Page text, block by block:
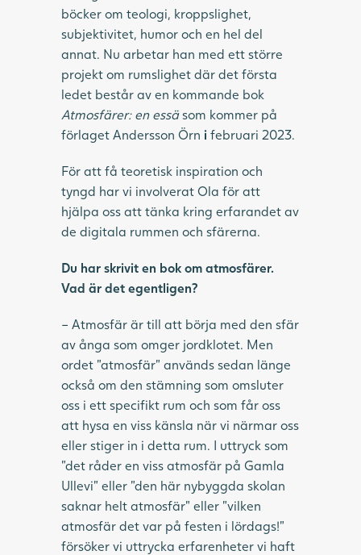
böcker om teologi, kroppslighet,
subjektivitet, humor och en hel del
annat. Nu arbetar han med ett större
projekt om rumslighet där det första
ledet består av en kommande bok
Atmosfärer: en essäsom kommer på
förlaget Andersson Örn i februari 2023.
För att få teoretisk inspiration och
tyngd har vi involverat Ola för att
hjälpa oss att tänka kring erfarandet av
de digitala rummen och sfärerna.
Du har skrivit en bok om atmosfärer.
Vad är det egentligen?
– Atmosfär är till att börja med den sfär
av ånga som omger jordklotet. Men
ordet ”atmosfär” används sedan länge
också om den stämning som omsluter
oss i ett specifikt rum och som får oss
att hysa en viss känsla när vi närmar oss
eller stiger in i detta rum. I uttryck som
”det råder en viss atmosfär på Gamla
Ullevi” eller ”den här nybyggda skolan
saknar helt atmosfär” eller ”vilken
atmosfär det var på festen i lördags!”
försöker vi uttrycka erfarenheter vi haft